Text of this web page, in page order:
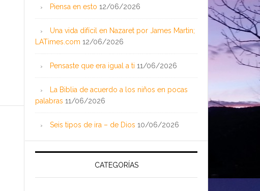
Piensa en esto 12/06/2026
Una vida difícil en Nazaret por James Martin;
LATimes.com 12/06/2026
Pensaste que era igual a ti 11/06/2026
La Biblia de acuerdo a los niños en pocas
palabras 11/06/2026
Seis tipos de ira – de Dios 10/06/2026
CATEGORÍAS